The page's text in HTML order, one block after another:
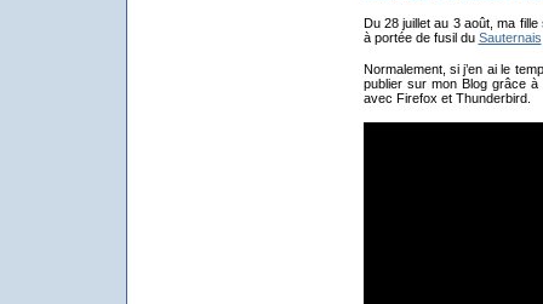
Du 28 juillet au 3 août, ma
à portée de fusil du Sauternais
Normalement, si j’en ai le
publier sur mon Blog grâce à
avec Firefox et Thunderbird.